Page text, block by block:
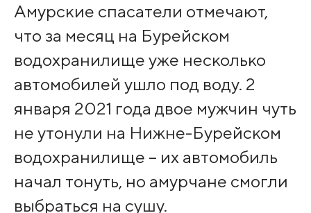
Амурские спасатели отмечают,
что за месяц на Бурейском
водохранилище уже несколько
автомобилей ушло под воду. 2
января 2021 года двое мужчин чуть
не утонули на Нижне-Бурейском
водохранилище – их автомобиль
начал тонуть, но амурчане смогли
выбраться на сушу.